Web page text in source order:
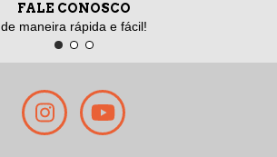
FALE CONOSCO
de maneira rápida e fácil!